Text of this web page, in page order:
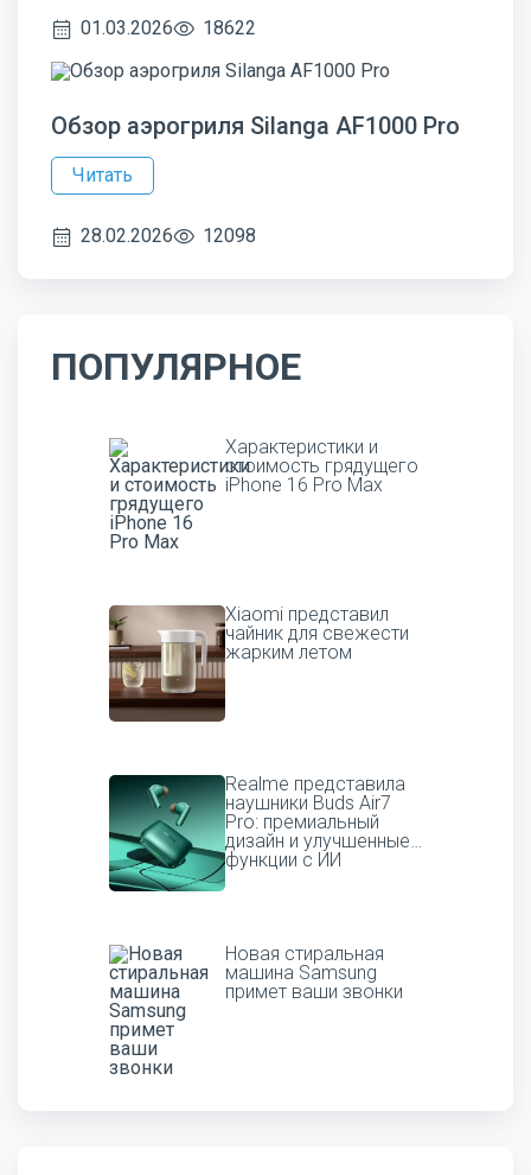
01.03.2026 18622
Обзор аэрогриля Silanga AF1000 Pro
Читать
28.02.2026 12098
ПОПУЛЯРНОЕ
Характеристики и
стоимость грядущего
iPhone 16 Pro Max
Xiaomi представил
чайник для свежести
жарким летом
Realme представила
наушники Buds Air7
Pro: премиальный
дизайн и улучшенные
функции с ИИ
Новая стиральная
машина Samsung
примет ваши звонки